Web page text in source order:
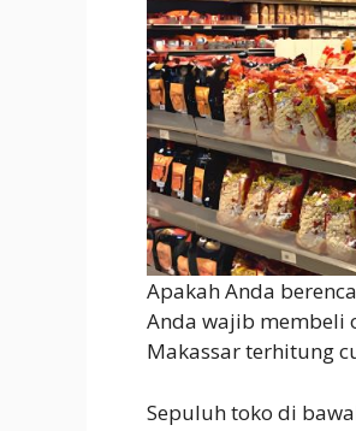
Apakah Anda
Anda wajib membeli
Makassar terhitung
Sepuluh toko di